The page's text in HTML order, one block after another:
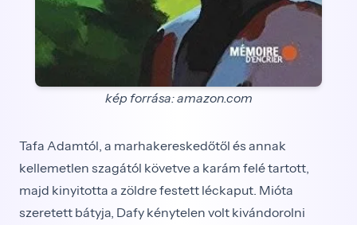
kép forrása: amazon.com
Tafa Adamtól, a marhakereskedőtől és annak
kellemetlen szagától követve a karám felé tartott,
majd kinyitotta a zöldre festett léckaput. Mióta
szeretett bátyja, Dafy kénytelen volt kivándorolni